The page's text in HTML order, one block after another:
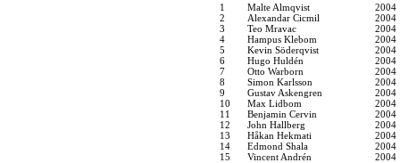
1 Malte Almqvist
2004
2
Alexandar Cicmil
2004
3
Teo Mravac
2004
4
Hampus Klebom
2004
5
Kevin Söderqvist
2004
6
Hugo Huldén
2004
7
Otto Warborn
2004
8
Simon Karlsson
2004
9
Gustav Askengren
2004
10
Max Lidbom
2004
11
Benjamin Cervin
2004
12
John Hallberg
2004
13
Håkan Hekmati
2004
14
Edmond Shala
2004
15
Vincent Andrén 2004